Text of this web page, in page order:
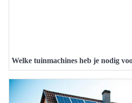
Welke tuinmachines heb je nodig